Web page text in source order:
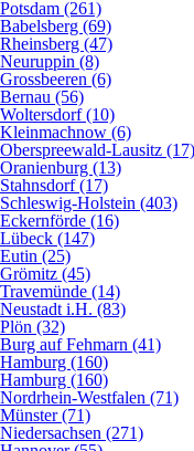
Potsdam (261)
Babelsberg (69)
Rheinsberg (47)
Neuruppin (8)
Grossbeeren (6)
Bernau (56)
Woltersdorf (10)
Kleinmachnow (6)
Oberspreewald-Lausitz (17)
Oranienburg (13)
Stahnsdorf (17)
Schleswig-Holstein (403)
Eckernförde (16)
Lübeck (147)
Eutin (25)
Grömitz (45)
Travemünde (14)
Neustadt i.H. (83)
Plön (32)
Burg auf Fehmarn (41)
Hamburg (160)
Hamburg (160)
Nordrhein-Westfalen (71)
Münster (71)
Niedersachsen (271)